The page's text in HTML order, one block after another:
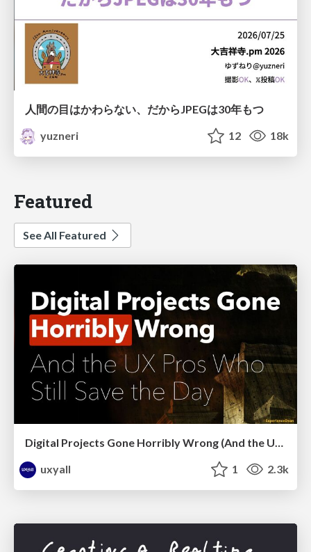
人間の目はかわらない、だからJPEGは30年もつ
yuzneri
12 18k
Featured
See All Featured
Digital Projects Gone Horribly Wrong (And the UX Pros Who Still Save the Day) - Dean Schuster
uxyall
1 2.3k